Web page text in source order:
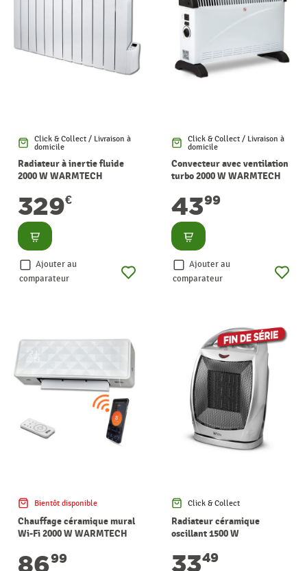
Click & Collect / Livraison à
domicile
Radiateur à inertie fluide
2000 W WARMTECH
329€
Consulter
Ajouter au
comparateur
Click & Collect / Livraison à
domicile
Convecteur avec ventilation
turbo 2000 W WARMTECH
4399
Consulter
Ajouter au
comparateur
Bientôt disponible
Chauffage céramique mural
Wi-Fi 2000 W WARMTECH
8699
Click & Collect
Radiateur céramique
oscillant 1500 W
3349